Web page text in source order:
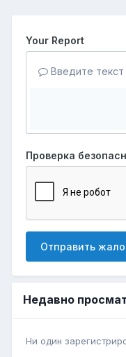
Your Report
Введите
Проверка
Отправить
Недавно
Ни один